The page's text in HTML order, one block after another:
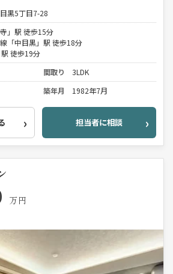
黒5丁目7-28
」駅 徒歩15分
「中目黒」駅 徒歩18分
徒歩19分
間取り
3LDK
築年月 1982年7月
担当者に相談
万円